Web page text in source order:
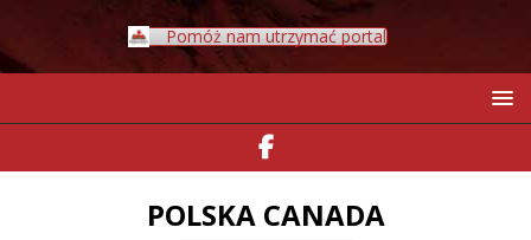
Pomóż nam utrzymać portal
POLSKA CANADA